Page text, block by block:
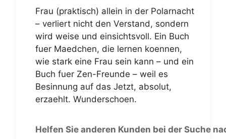
Frau (praktisch) allein in der Polarnacht
– verliert nicht den Verstand, sondern
wird weise und einsichtsvoll. Ein Buch
fuer Maedchen, die lernen koennen,
wie stark eine Frau sein kann – und ein
Buch fuer Zen-Freunde – weil es
Besinnung auf das Jetzt, absolut,
erzaehlt. Wunderschoen.
Helfen Sie anderen Kunden bei der Suche